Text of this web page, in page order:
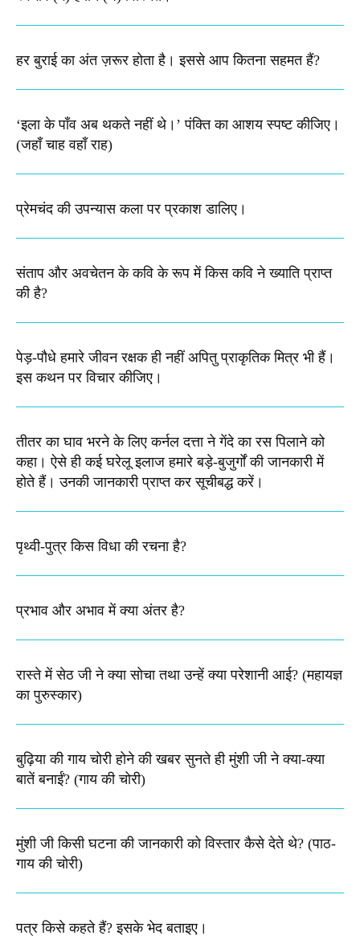
हर बुराई का अंत ज़रूर होता है। इससे आप कितना सहमत हैं?
‘इला के पाँव अब थकते नहीं थे।’ पंक्ति का आशय स्पष्ट कीजिए।​
(जहाँ चाह वहाँ राह)
प्रेमचंद की उपन्यास कला पर प्रकाश डालिए।
संताप और अवचेतन के कवि के रूप में किस कवि ने ख्याति प्राप्त
की है?
पेड़-पौधे हमारे जीवन रक्षक ही नहीं अपितु प्राकृतिक मित्र भी हैं।
इस कथन पर विचार कीजिए।
तीतर का घाव भरने के लिए कर्नल दत्ता ने गेंदे का रस पिलाने को
कहा। ऐसे ही कई घरेलू इलाज हमारे बड़े-बुजुर्गों की जानकारी में
होते हैं। उनकी जानकारी प्राप्त कर सूचीबद्ध करें।
पृथ्वी-पुत्र किस विधा की रचना है?
प्रभाव और अभाव में क्या अंतर है?
रास्ते में सेठ जी ने क्या सोचा तथा उन्हें क्या परेशानी आई? (महायज्ञ
का पुरुस्कार)
बुढ़िया की गाय चोरी होने की खबर सुनते ही मुंशी जी ने क्या-क्या
बातें बनाईं? (गाय की चोरी)
मुंशी जी किसी घटना की जानकारी को विस्तार कैसे देते थे​? (पाठ-
गाय की चोरी)
पत्र किसे कहते हैं? इसके भेद बताइए।